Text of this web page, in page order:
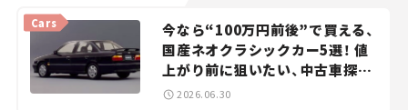
今なら“100万円前後”で買える、
国産ネオクラシックカー5選！ 値
上がり前に狙いたい、中古車探し
をお手伝い――ちょっとイケてるマ
Cars
2026.06.30